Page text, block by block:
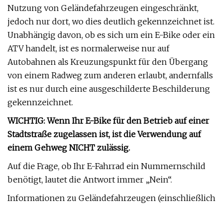
Nutzung von Geländefahrzeugen eingeschränkt,
jedoch nur dort, wo dies deutlich gekennzeichnet ist.
Unabhängig davon, ob es sich um ein E-Bike oder ein
ATV handelt, ist es normalerweise nur auf
Autobahnen als Kreuzungspunkt für den Übergang
von einem Radweg zum anderen erlaubt, andernfalls
ist es nur durch eine ausgeschilderte Beschilderung
gekennzeichnet.
WICHTIG: Wenn Ihr E-Bike für den Betrieb auf einer
Stadtstraße zugelassen ist, ist die Verwendung auf
einem Gehweg NICHT zulässig.
Auf die Frage, ob Ihr E-Fahrrad ein Nummernschild
benötigt, lautet die Antwort immer „Nein“.
Informationen zu Geländefahrzeugen (einschließlich